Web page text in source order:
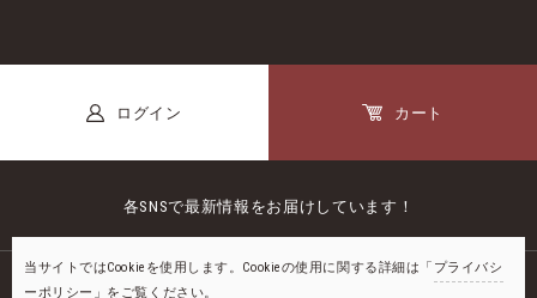
ログイン カート
各SNSで最新情報をお届けしています！
当サイトではCookieを使用します。Cookieの使用に関する詳細は「 プライバシ
ーポリシー 」をご覧ください。